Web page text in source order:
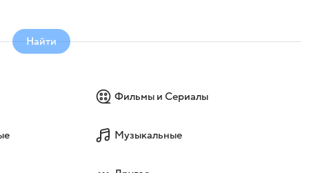
Найти
Фильмы и Сериалы
Музыкальные